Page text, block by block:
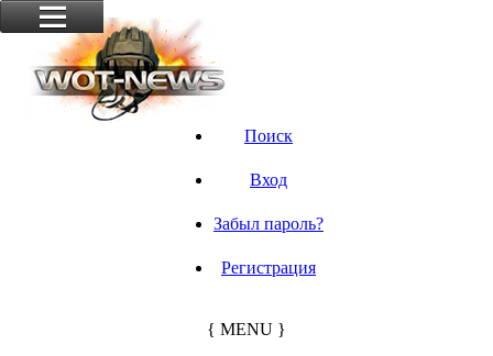
Поиск
Вход
Забыл пароль?
Регистрация
{ MENU }